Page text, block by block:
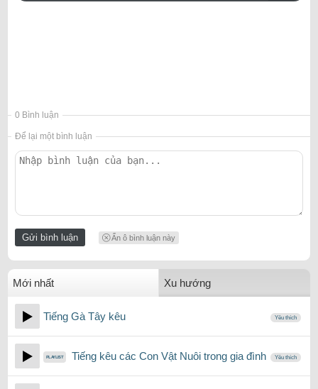
0 Bình luận
Để lại một bình luận
Ẩn ô bình luận này
Mới nhất Xu hướng
Tiếng Gà Tây kêu Yêu thích
Tiếng kêu các Con Vật Nuôi trong gia đình Yêu thích